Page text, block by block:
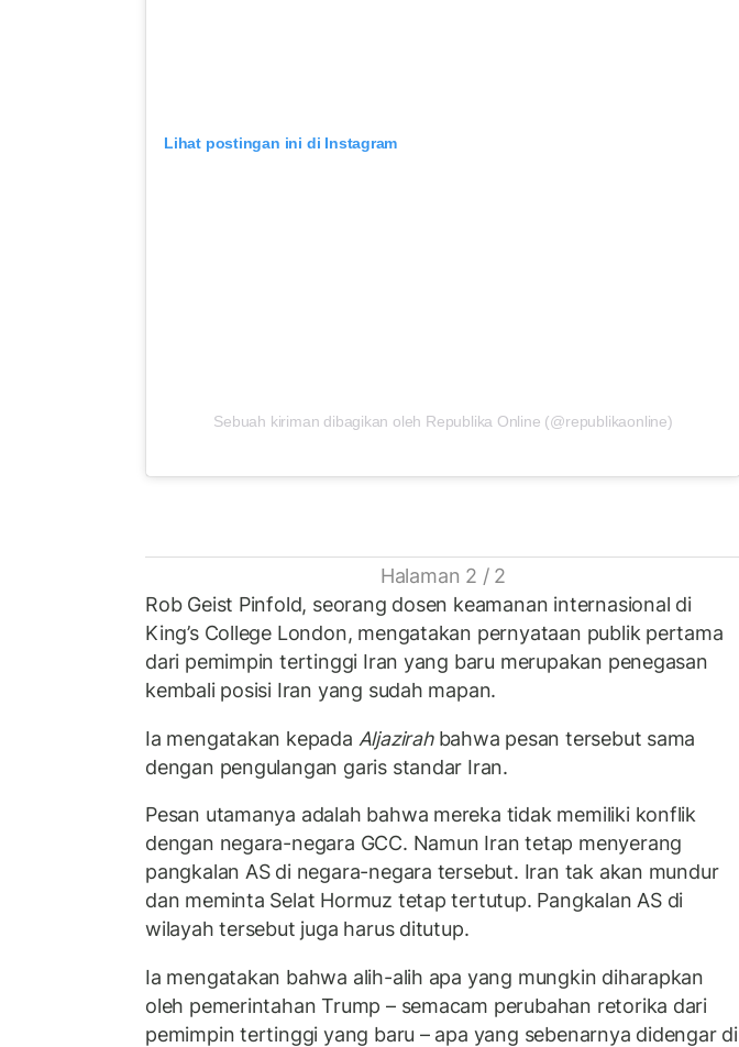
Lihat postingan ini di Instagram
Sebuah kiriman dibagikan oleh Republika Online (@republikaonline)
Halaman 2 / 2
Rob Geist Pinfold, seorang dosen keamanan internasional di
King’s College London, mengatakan pernyataan publik pertama
dari pemimpin tertinggi Iran yang baru merupakan penegasan
kembali posisi Iran yang sudah mapan.
Ia mengatakan kepada Aljazirahbahwa pesan tersebut sama
dengan pengulangan garis standar Iran.
Pesan utamanya adalah bahwa mereka tidak memiliki konflik
dengan negara-negara GCC. Namun Iran tetap menyerang
pangkalan AS di negara-negara tersebut. Iran tak akan mundur
dan meminta Selat Hormuz tetap tertutup. Pangkalan AS di
wilayah tersebut juga harus ditutup.
Ia mengatakan bahwa alih-alih apa yang mungkin diharapkan
oleh pemerintahan Trump – semacam perubahan retorika dari
pemimpin tertinggi yang baru – apa yang sebenarnya didengar di